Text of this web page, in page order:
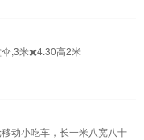
伞,3米✖️4.30高2米
动小吃车，长一米八宽八十